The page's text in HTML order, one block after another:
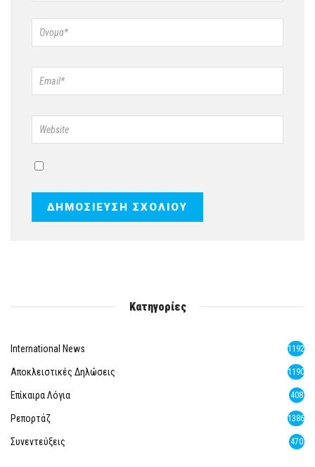
Κατηγορίες
International News 1192
Αποκλειστικές Δηλώσεις 1190
Επίκαιρα Λόγια 408
Ρεπορτάζ 1386
Συνεντεύξεις 470